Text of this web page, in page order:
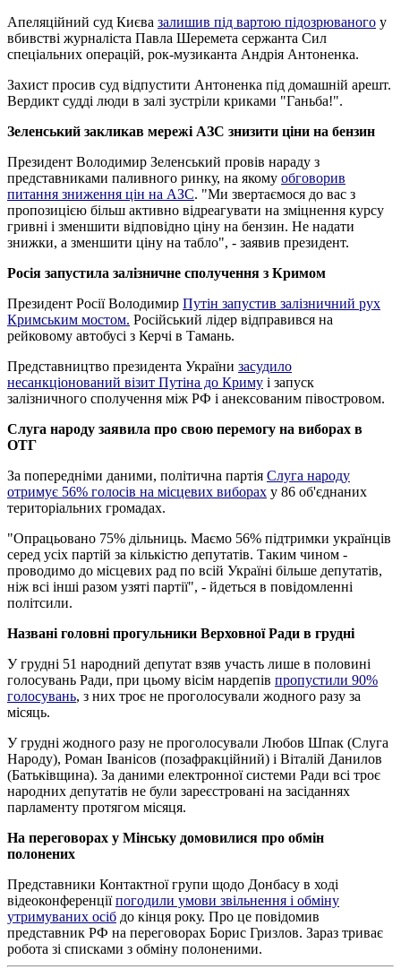
Апеляційний суд Києва залишив під вартою підозрюваного у
вбивстві журналіста Павла Шеремета сержанта Сил
спеціальних операцій, рок-музиканта Андрія Антоненка.
Захист просив суд відпустити Антоненка під домашній арешт.
Вердикт судді люди в залі зустріли криками "Ганьба!".
Зеленський закликав мережі АЗС знизити ціни на бензин
Президент Володимир Зеленський провів нараду з
представниками паливного ринку, на якому обговорив
питання зниження цін на АЗС. "Ми звертаємося до вас з
пропозицією більш активно відреагувати на зміцнення курсу
гривні і зменшити відповідно ціну на бензин. Не надати
знижки, а зменшити ціну на табло", - заявив президент.
Росія запустила залізничне сполучення з Кримом
Президент Росії Володимир Путін запустив залізничний рух
Кримським мостом. Російський лідер відправився на
рейковому автобусі з Керчі в Тамань.
Представництво президента України засудило
несанкціонований візит Путіна до Криму і запуск
залізничного сполучення між РФ і анексованим півостровом.
Слуга народу заявила про свою перемогу на виборах в
ОТГ
За попередніми даними, політична партія Слуга народу
отримує 56% голосів на місцевих виборах у 86 об'єднаних
територіальних громадах.
"Опрацьовано 75% дільниць. Маємо 56% підтримки українців
серед усіх партій за кількістю депутатів. Таким чином -
проводимо до місцевих рад по всій Україні більше депутатів,
ніж всі інші разом узяті партії", - йдеться в повідомленні
політсили.
Названі головні прогульники Верховної Ради в грудні
У грудні 51 народний депутат взяв участь лише в половині
голосувань Ради, при цьому вісім нардепів пропустили 90%
голосувань, з них троє не проголосували жодного разу за
місяць.
У грудні жодного разу не проголосували Любов Шпак (Слуга
Народу), Роман Іванісов (позафракційний) і Віталій Данилов
(Батьківщина). За даними електронної системи Ради всі троє
народних депутатів не були зареєстровані на засіданнях
парламенту протягом місяця.
На переговорах у Мінську домовилися про обмін
полонених
Представники Контактної групи щодо Донбасу в ході
відеоконференціїпогодили умови звільнення і обміну
утримуваних осіб до кінця року. Про це повідомив
представник РФ на переговорах Борис Гризлов. Зараз триває
робота зі списками з обміну полоненими.